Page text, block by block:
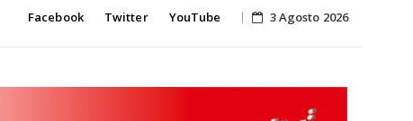
Skip
content
Facebook Twitter YouTube 3 Agosto 2026